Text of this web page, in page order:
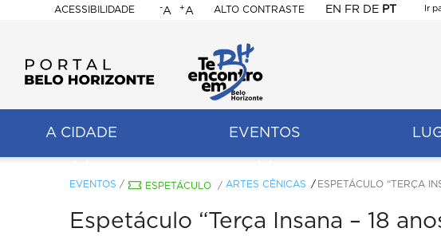
ACESSIBILIDADE
BELO
HORIZONTE
-A +A ALTO CONTRASTE EN FR DE PT
Ir
A CIDADE EVENTOS
EVENTOS / ESPETÁCULO / ARTES CÊNICAS ESPETÁCULO “TERÇA
Espetáculo “Terça Insana – 18